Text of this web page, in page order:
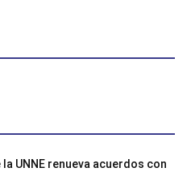
la UNNE renueva acuerdos con